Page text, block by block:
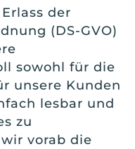
der
(DS-GVO)
sowohl für die
unsere Kunden
lesbar und
zu
vorab die